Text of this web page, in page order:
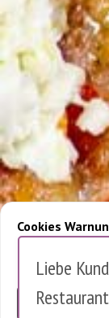
Cookies
Diese Website
Es werden keine
Liebe